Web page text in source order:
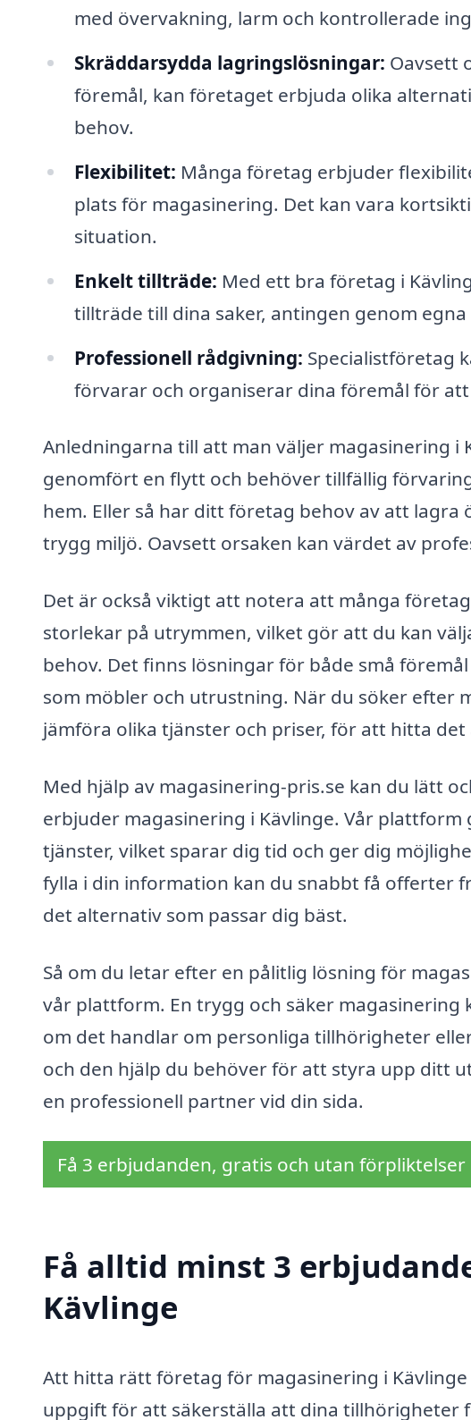
med övervakning, larm och kontrollerade
Skräddarsydda lagringslösningar: Oavsett
föremål, kan företaget erbjuda olika
behov.
Flexibilitet: Många företag erbjuder
plats för magasinering. Det kan vara
situation.
Enkelt tillträde: Med ett bra företag i
tillträde till dina saker, antingen genom
Professionell rådgivning: Specialistföretag
förvarar och organiserar dina föremål för
Anledningarna till att man väljer magasinering i
genomfört en flytt och behöver tillfällig
hem. Eller så har ditt företag behov av att
trygg miljö. Oavsett orsaken kan värdet av
Det är också viktigt att notera att många
storlekar på utrymmen, vilket gör att du kan
behov. Det finns lösningar för både små
som möbler och utrustning. När du söker efter
jämföra olika tjänster och priser, för att hitta
Med hjälp av magasinering-pris.se kan du lätt
erbjuder magasinering i Kävlinge. Vår
tjänster, vilket sparar dig tid och ger dig
fylla i din information kan du snabbt få offerter
det alternativ som passar dig bäst.
Så om du letar efter en pålitlig lösning för
vår plattform. En trygg och säker
om det handlar om personliga tillhörigheter
och den hjälp du behöver för att styra upp ditt
en professionell partner vid din sida.
Få 3 erbjudanden, gratis och utan förpliktelser
Få alltid minst 3
Kävlinge
Att hitta rätt företag för magasinering i
uppgift för att säkerställa att dina tillhörigheter